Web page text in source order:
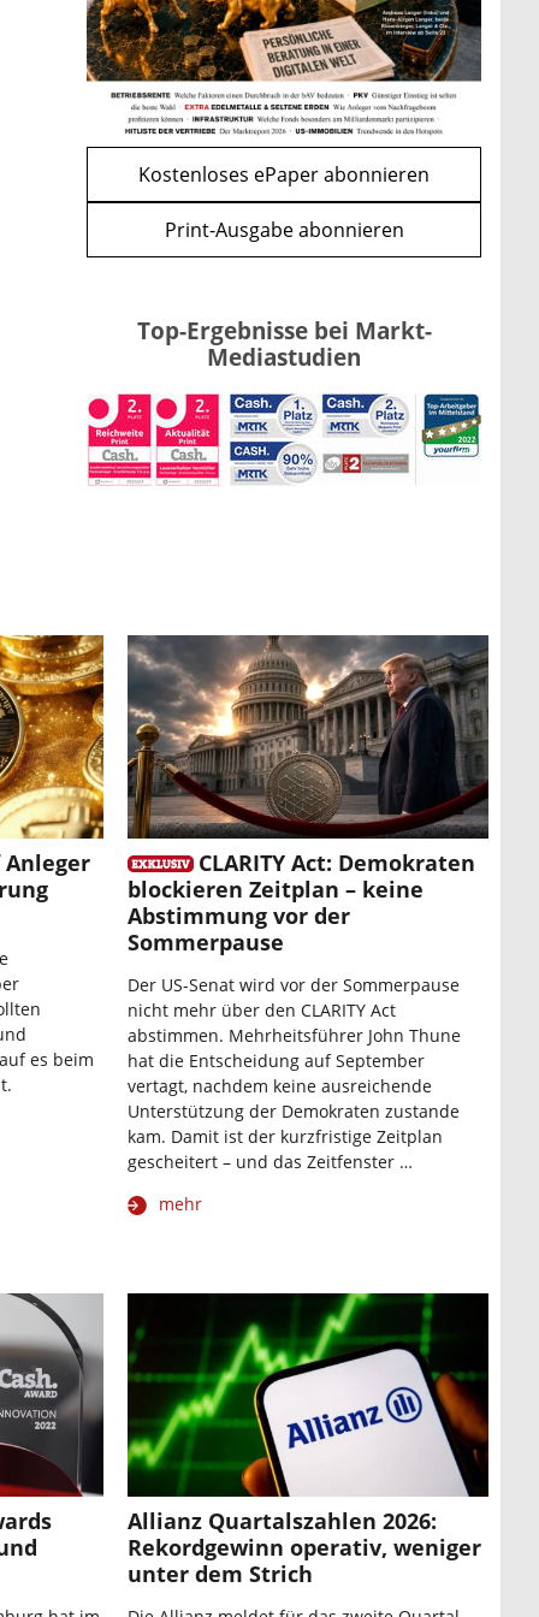
WEITERE ARTIKEL
zurückweiter
mehr
Kostenloses ePaper abonnieren
Print-Ausgabe abonnieren
Top-Ergebnisse bei Markt-
Mediastudien
es beim
CLARITY Act: Demokraten
blockieren Zeitplan – keine
Abstimmung vor der
Sommerpause
Der US-Senat wird vor der Sommerpause
nicht mehr über den CLARITY Act
abstimmen. Mehrheitsführer John Thune
hat die Entscheidung auf September
vertagt, nachdem keine ausreichende
Unterstützung der Demokraten zustande
kam. Damit ist der kurzfristige Zeitplan
gescheitert – und das Zeitfenster …
mehr
Allianz Quartalszahlen 2026:
Rekordgewinn operativ, weniger
unter dem Strich